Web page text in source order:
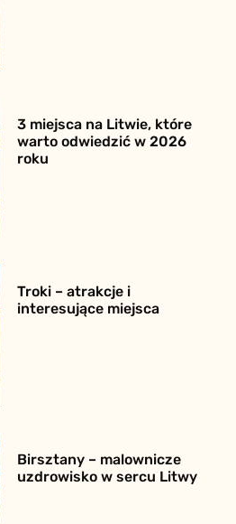
3 miejsca na Litwie, które
warto odwiedzić w 2026
roku
Troki – atrakcje i
interesujące miejsca
Birsztany – malownicze
uzdrowisko w sercu Litwy